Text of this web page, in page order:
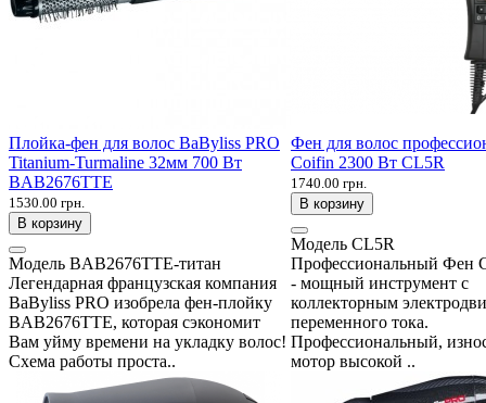
Плойка-фен для волос BaByliss PRO
Titanium-Turmaline 32мм 700 Вт
BAB2676TTE
1530.00 грн.
В корзину
Модель BAB2676TTE-титан
Легендарная французская компания
BaByliss PRO изобрела фен-плойку
BAB2676TTE, которая сэкономит
Вам уйму времени на укладку волос!
Схема работы проста..
Фен для волос
Coifin 2300 Вт CL5R
1740.00 грн.
В корзину
Модель CL5R
Профессиональный Фен
- мощный инструмент с
коллекторным
переменного тока.
Профессиональный,
мотор высокой ..